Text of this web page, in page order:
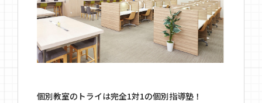
個別教室のトライは完全1対1の個別指導塾！